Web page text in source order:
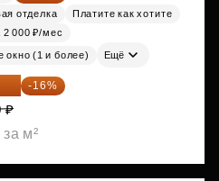
отделка
Платите как хотите
2 000 ₽/мес
окно (1 и более) Ещё
₽ -16%
₽
м²